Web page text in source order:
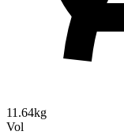
11.64kg
Vol